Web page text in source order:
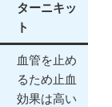
ターニキッ
ト
血管を止め
るため止血
効果は高い